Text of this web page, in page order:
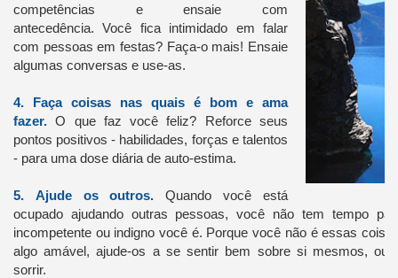
competências e ensaie com
antecedência.Você fica intimidado em falar
com pessoas em festas? Faça-o mais! Ensaie
algumas conversas e use-as.
4. Faça coisas nas quais é bom e ama
fazer. O que faz você feliz? Reforce seus
pontos positivos - habilidades, forças e talentos
- para uma dose diária de auto-estima.
5. Ajude os outros.
Quando você está
ocupado ajudando outras pessoas, você não tem tempo
incompetente ou indigno você é. Porque você não é essas
algo amável, ajude-os a se sentir bem sobre si mesmos, ou
sorrir.